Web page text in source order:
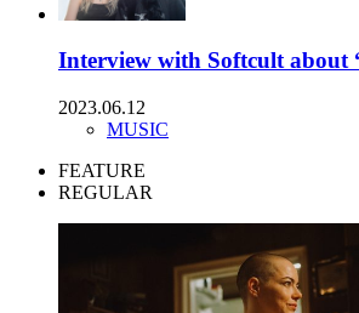
Interview with Softcult about
2023.06.12
MUSIC
FEATURE
REGULAR